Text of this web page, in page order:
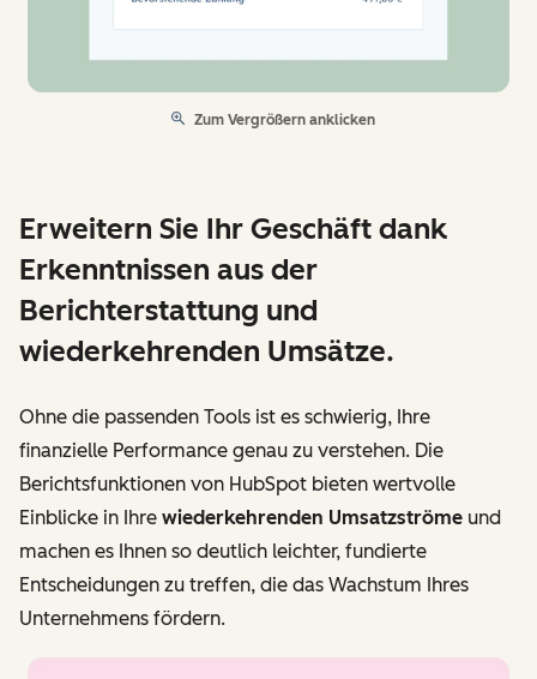
Zum Vergrößern anklicken
Erweitern Sie Ihr Geschäft dank
Erkenntnissen aus der
Berichterstattung und
wiederkehrenden Umsätze.
Ohne die passenden Tools ist es schwierig, Ihre
finanzielle Performance genau zu verstehen. Die
Berichtsfunktionen von HubSpot bieten wertvolle
Einblicke in Ihre wiederkehrenden Umsatzströme und
machen es Ihnen so deutlich leichter, fundierte
Entscheidungen zu treffen, die das Wachstum Ihres
Unternehmens fördern.